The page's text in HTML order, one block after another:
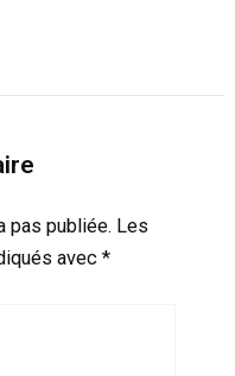
pas publiée. Les
avec *